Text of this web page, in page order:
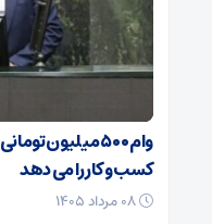
وام ۵۰۰ میلیون
کسب و کار را می دهد